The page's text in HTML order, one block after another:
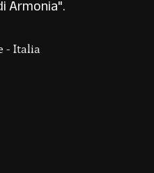
Armonia"
- Italia